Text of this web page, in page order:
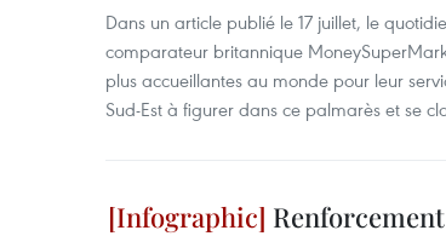
Dans un article publié le 17 juillet, le
comparateur britannique
plus accueillantes au monde pour leur
Sud-Est à figurer dans ce palmarès et se